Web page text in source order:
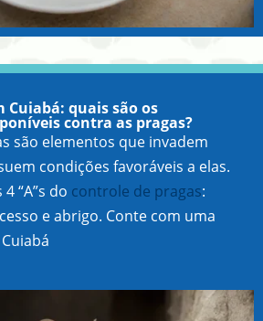
Cuiabá: quais são os
contra as pragas?
são elementos que invadem
condições favoráveis a elas.
“A”s do controle de pragas:
e abrigo. Conte com uma